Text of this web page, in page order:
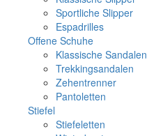
Sportliche Slipper
Espadrilles
Offene Schuhe
Klassische Sandalen
Trekkingsandalen
Zehentrenner
Pantoletten
Stiefel
Stiefeletten